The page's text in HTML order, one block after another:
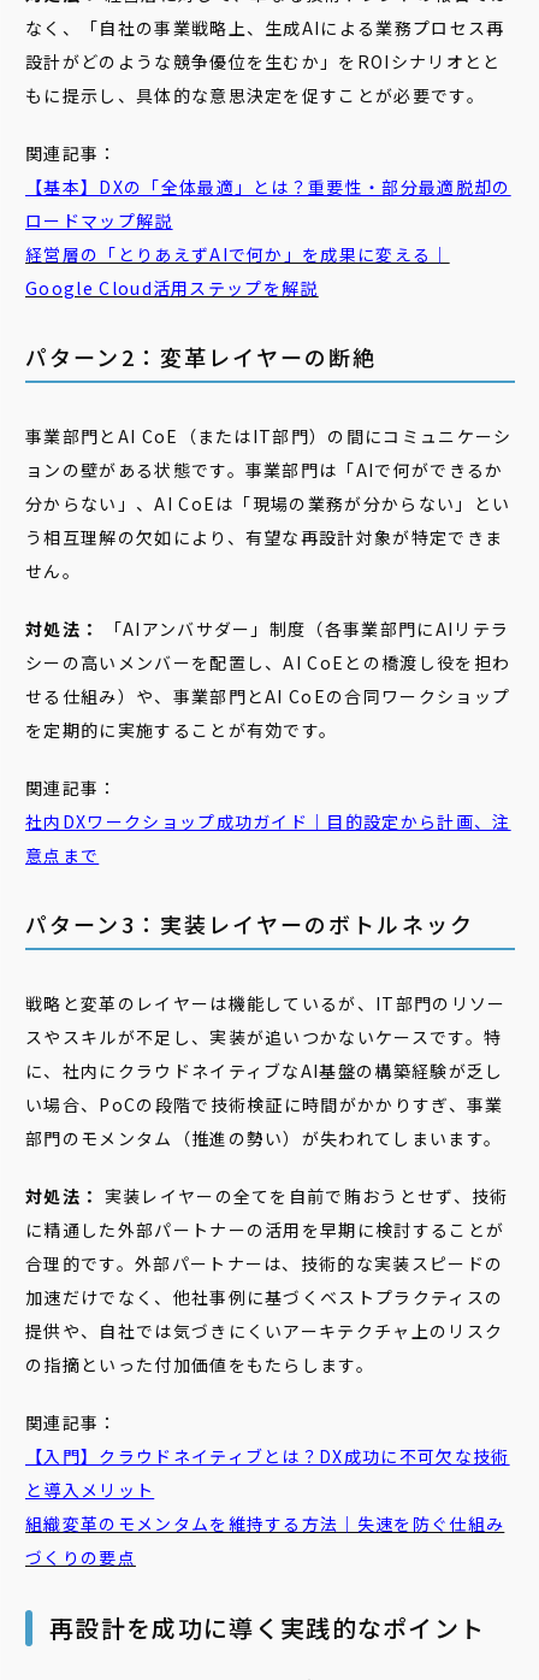
なく、「自社の事業戦略上、生成AIによる業務プロセス再
設計がどのような競争優位を生むか」をROIシナリオとと
もに提示し、具体的な意思決定を促すことが必要です。
関連記事：
【基本】DXの「全体最適」とは？重要性・部分最適脱却の
ロードマップ解説
経営層の「とりあえずAIで何か」を成果に変える｜
Google Cloud活用ステップを解説
パターン2：変革レイヤーの断絶
事業部門とAI CoE（またはIT部門）の間にコミュニケーシ
ョンの壁がある状態です。事業部門は「AIで何ができるか
分からない」、AI CoEは「現場の業務が分からない」とい
う相互理解の欠如により、有望な再設計対象が特定できま
せん。
対処法：
「AIアンバサダー」制度（各事業部門にAIリテラ
シーの高いメンバーを配置し、AI CoEとの橋渡し役を担わ
せる仕組み）や、事業部門とAI CoEの合同ワークショップ
を定期的に実施することが有効です。
関連記事：
社内DXワークショップ成功ガイド｜目的設定から計画、注
意点まで
パターン3：実装レイヤーのボトルネック
戦略と変革のレイヤーは機能しているが、IT部門のリソー
スやスキルが不足し、実装が追いつかないケースです。特
に、社内にクラウドネイティブなAI基盤の構築経験が乏し
い場合、PoCの段階で技術検証に時間がかかりすぎ、事業
部門のモメンタム（推進の勢い）が失われてしまいます。
対処法： 実装レイヤーの全てを自前で賄おうとせず、技術
に精通した外部パートナーの活用を早期に検討することが
合理的です。外部パートナーは、技術的な実装スピードの
加速だけでなく、他社事例に基づくベストプラクティスの
提供や、自社では気づきにくいアーキテクチャ上のリスク
の指摘といった付加価値をもたらします。
関連記事：
【入門】クラウドネイティブとは？DX成功に不可欠な技術
と導入メリット
組織変革のモメンタムを維持する方法｜失速を防ぐ仕組み
づくりの要点
再設計を成功に導く実践的なポイント